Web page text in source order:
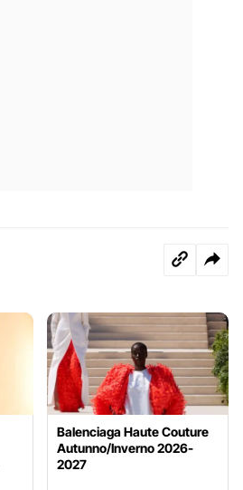
Balenciaga Haute Couture
Autunno/Inverno 2026-
2027